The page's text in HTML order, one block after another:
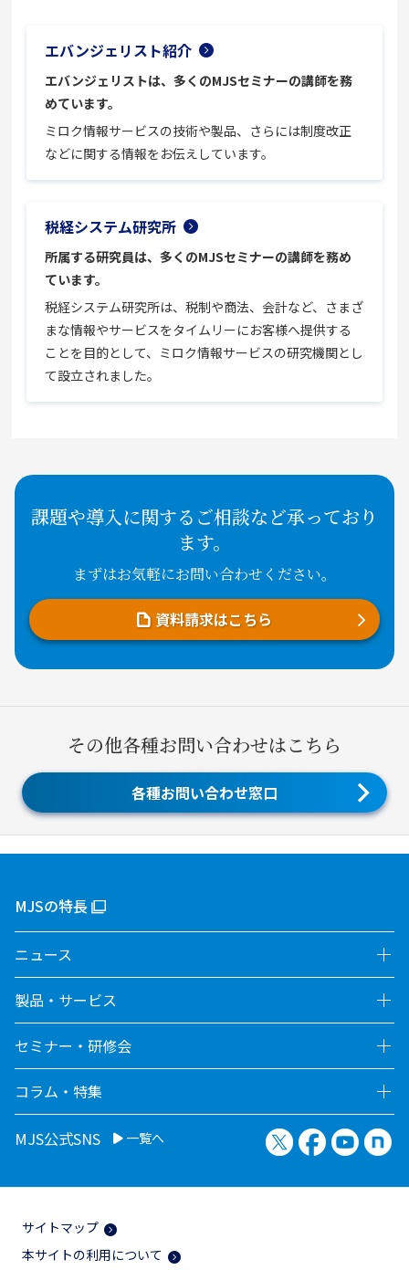
エバンジェリスト紹介
エバンジェリストは、多くのMJSセミナーの講師を務
めています。
ミロク情報サービスの技術や製品、さらには制度改正
などに関する情報をお伝えしています。
税経システム研究所
所属する研究員は、多くのMJSセミナーの講師を務め
ています。
税経システム研究所は、税制や商法、会計など、さまざ
まな情報やサービスをタイムリーにお客様へ提供する
ことを目的として、ミロク情報サービスの研究機関とし
て設立されました。
課題や導入に関するご相談など承っており
ます。
まずはお気軽にお問い合わせください。
資料請求はこちら
その他各種お問い合わせはこちら
各種お問い合わせ窓口
MJSの特長
ニュース
製品・サービス
セミナー・研修会
コラム・特集
MJS公式SNS 一覧へ X（旧Twitter）
Facebook
サイトマップ
本サイトの利用について